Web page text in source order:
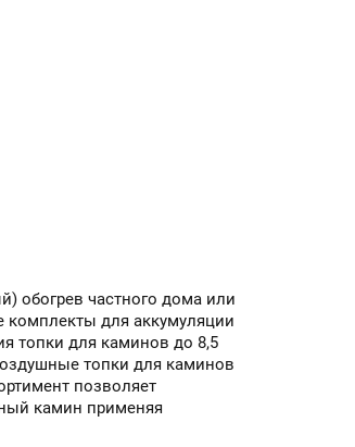
обогрев частного дома или
комплекты для аккумуляции
топки для каминов до 8,5
топки для каминов
позволяет
камин применяя